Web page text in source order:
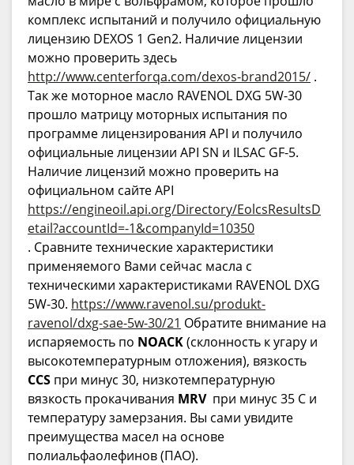
комплекс испытаний и получило официальную
лицензию DEXOS 1 Gen2. Наличие лицензии
можно проверить здесь
http://www.centerforqa.com/dexos-brand2015/ .
Так же моторное масло RAVENOL DXG 5W-30
прошло матрицу моторных испытания по
программе лицензирования API и получило
официальные лицензии API SN и ILSAC GF-5.
Наличие лицензий можно проверить на
официальном сайте API
https://engineoil.api.org/Directory/EolcsResultsD
etail?accountId=-1&companyId=10350
. Сравните технические характеристики
применяемого Вами сейчас масла с
техническими характеристиками RAVENOL DXG
5W-30. https://www.ravenol.su/produkt-
ravenol/dxg-sae-5w-30/21 Обратите внимание на
испаряемость по NOACK(склонность к угару и
высокотемпературным отложения), вязкость
CCS при минус 30, низкотемпературную
вязкость прокачивания MRVпри минус 35 С и
температуру замерзания. Вы сами увидите
преимущества масел на основе
полиальфаолефинов (ПАО).